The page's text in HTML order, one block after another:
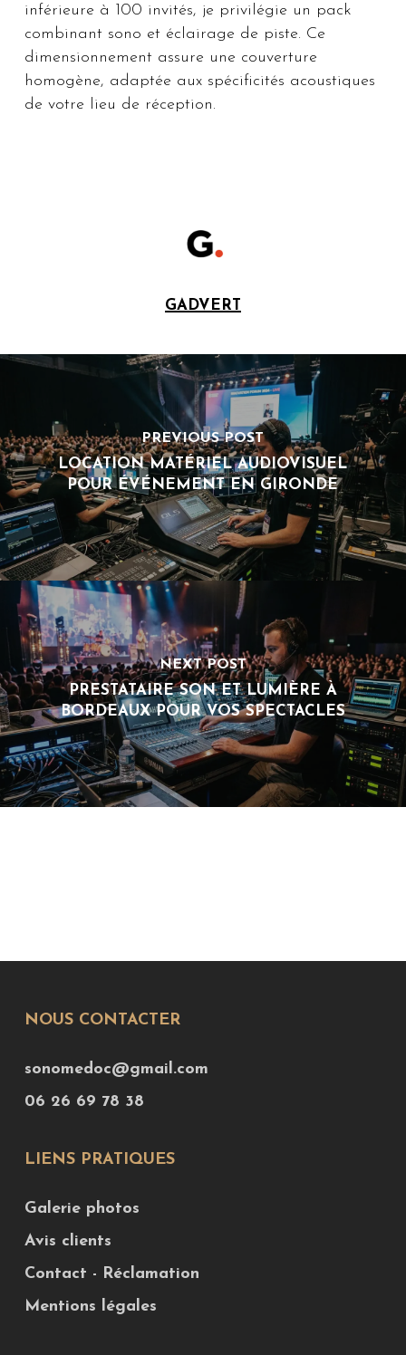
inférieure à 100 invités, je privilégie un pack
combinant sono et éclairage de piste. Ce
dimensionnement assure une couverture
homogène, adaptée aux spécificités acoustiques
de votre lieu de réception.
GADVERT
PREVIOUS POST
LOCATION MATÉRIEL AUDIOVISUEL
POUR ÉVÉNEMENT EN GIRONDE
NEXT POST
PRESTATAIRE SON ET LUMIÈRE À
BORDEAUX POUR VOS SPECTACLES
NOUS CONTACTER
sonomedoc@gmail.com
06 26 69 78 38
LIENS PRATIQUES
Galerie photos
Avis clients
Contact - Réclamation
Mentions légales